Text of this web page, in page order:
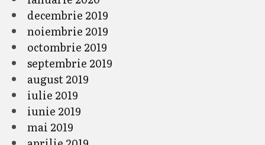
decembrie 2019
noiembrie 2019
octombrie 2019
septembrie 2019
august 2019
iulie 2019
iunie 2019
mai 2019